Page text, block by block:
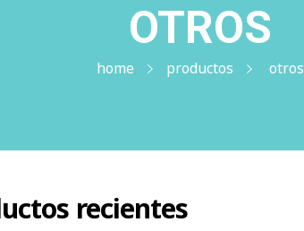
home productos otros
OTROS
recientes